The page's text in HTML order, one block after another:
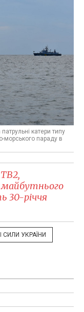
катери типу
морського параду в
30-річчя
СИЛИ УКРАЇНИ